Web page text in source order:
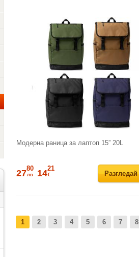
Модерна раница за лаптоп 15” 20L
Разгледай
2780
лв 1421
€
1 2 3 4 5 6 7 8